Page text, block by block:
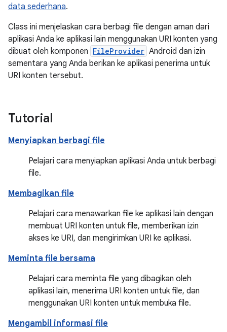
data sederhana.
Class ini menjelaskan cara berbagi file dengan aman dari
aplikasi Anda ke aplikasi lain menggunakan URI konten yang
dibuat oleh komponen FileProvider Android dan izin
sementara yang Anda berikan ke aplikasi penerima untuk
URI konten tersebut.
Tutorial
Menyiapkan berbagi file
Pelajari cara menyiapkan aplikasi Anda untuk berbagi
file.
Membagikan file
Pelajari cara menawarkan file ke aplikasi lain dengan
membuat URI konten untuk file, memberikan izin
akses ke URI, dan mengirimkan URI ke aplikasi.
Meminta file bersama
Pelajari cara meminta file yang dibagikan oleh
aplikasi lain, menerima URI konten untuk file, dan
menggunakan URI konten untuk membuka file.
Mengambil informasi file